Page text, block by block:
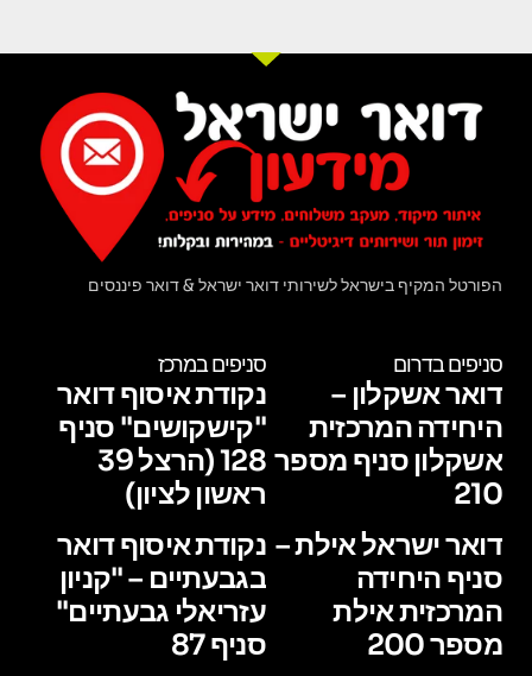
הפורטל המקיף בישראל לשירותי דואר ישראל & דואר פיננסים
סניפים בדרום
דואר אשקלון –
היחידה המרכזית
אשקלון סניף מספר
210
דואר ישראל אילת –
סניף היחידה
המרכזית אילת
מספר 200
סניפים במרכז
נקודת איסוף דואר
"קישקושים" סניף
128 (הרצל 39
ראשון לציון)
נקודת איסוף דואר
בגבעתיים – "קניון
עזריאלי גבעתיים"
סניף 87